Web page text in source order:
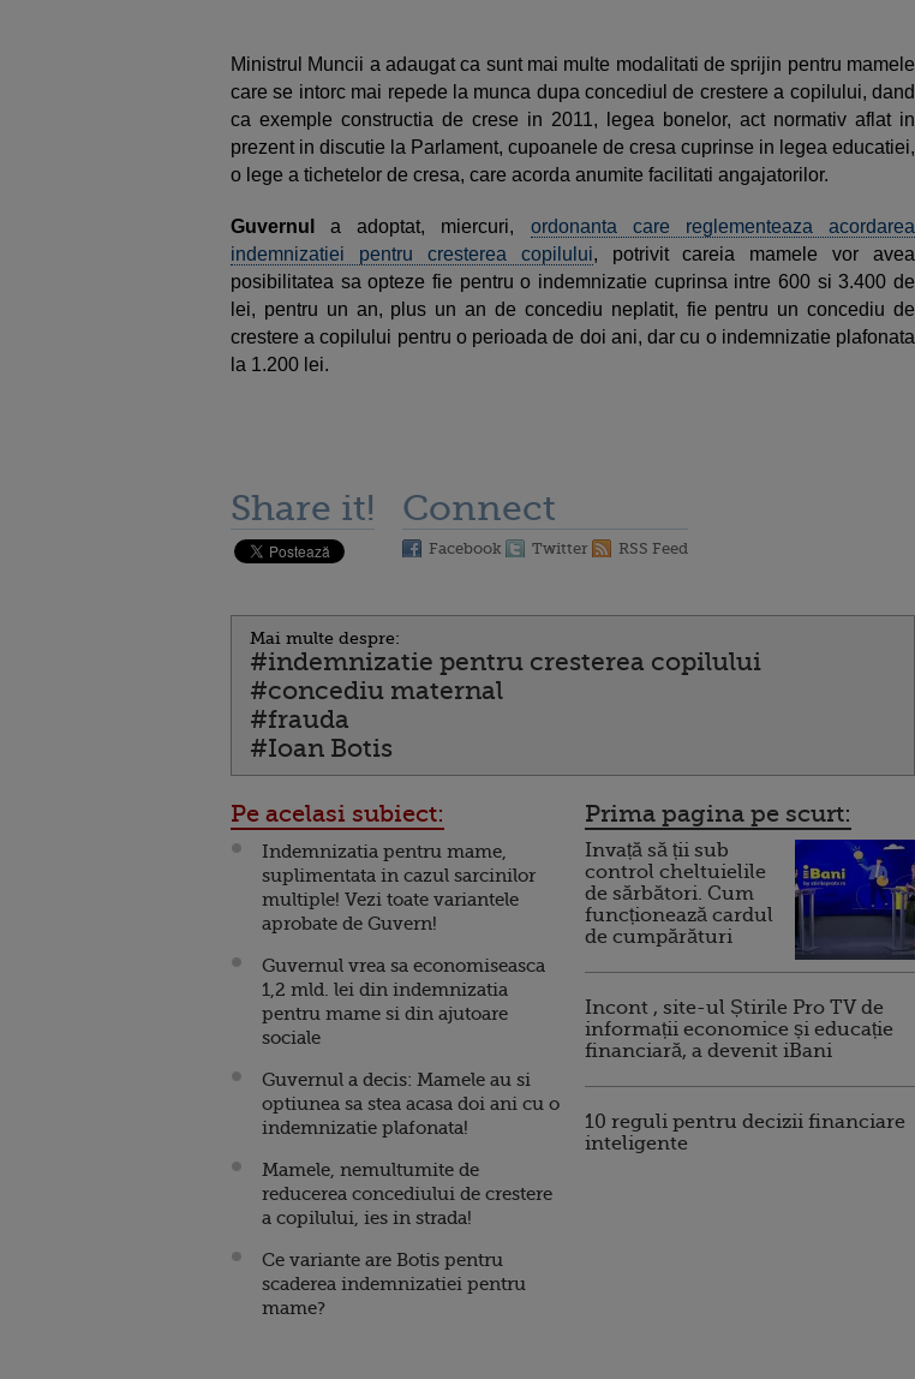
Ministrul Muncii a adaugat ca sunt mai multe modalitati de sprijin pentru mamele
care se intorc mai repede la munca dupa concediul de crestere a copilului, dand
ca exemple constructia de crese in 2011, legea bonelor, act normativ aflat in
prezent in discutie la Parlament, cupoanele de cresa cuprinse in legea educatiei,
o lege a tichetelor de cresa, care acorda anumite facilitati angajatorilor.
Guvernula adoptat, miercuri, ordonanta care reglementeaza acordarea
indemnizatiei pentru cresterea copilului, potrivit careia mamele vor avea
posibilitatea sa opteze fie pentru o indemnizatie cuprinsa intre 600 si 3.400 de
lei, pentru un an, plus un an de concediu neplatit, fie pentru un concediu de
crestere a copilului pentru o perioada de doi ani, dar cu o indemnizatie plafonata
la 1.200 lei.
Share it! Connect
Facebook Twitter RSS Feed
Mai multe despre:
#indemnizatie pentru cresterea copilului
#concediu maternal
#frauda
#Ioan Botis
Pe acelasi subiect:
Indemnizatia pentru mame,
suplimentata in cazul sarcinilor
multiple! Vezi toate variantele
aprobate de Guvern!
Guvernul vrea sa economiseasca
1,2 mld. lei din indemnizatia
pentru mame si din ajutoare
sociale
Guvernul a decis: Mamele au si
optiunea sa stea acasa doi ani cu o
indemnizatie plafonata!
Mamele, nemultumite de
reducerea concediului de crestere
a copilului, ies in strada!
Ce variante are Botis pentru
scaderea indemnizatiei pentru
mame?
Prima pagina pe scurt:
Invață să ții sub
control cheltuielile
de sărbători. Cum
funcționează cardul
de cumpărături
Incont , site-ul Știrile Pro TV de
informații economice și educație
financiară, a devenit iBani
10 reguli pentru decizii financiare
inteligente